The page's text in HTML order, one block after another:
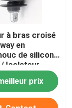
à bras croisé
en
de silicone
/ Isolateur
prix